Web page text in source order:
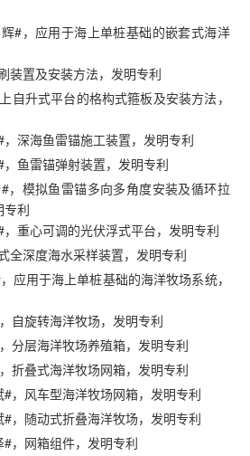
#，应用于海上单桩基础的嵌套式海洋
装置及安装方法，发明专利
自升式平台的格构式箍板及安装方法，
深海鱼雷锚施工装置，发明专利
鱼雷锚弹射装置，发明专利
，模拟鱼雷锚多向多角度安装及循环拉
专利
重心可调的光伏浮式平台，发明专利
全深度海水采样装置，发明专利
应用于海上单桩基础的海洋牧场系统，
自旋转海洋牧场，发明专利
分层海洋牧场养殖箱，发明专利
折叠式海洋牧场网箱，发明专利
#，风车型海洋牧场网箱，发明专利
#，随动式折叠海洋牧场，发明专利
#，网箱组件，发明专利